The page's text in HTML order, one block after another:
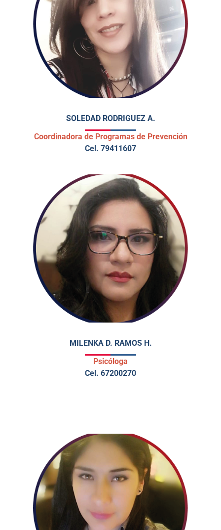
MAESTRÍA EN PSICOLOGÍA CLÍNICA DE LA
SALUD.
ESPECIALIDAD EN PSICOLOGÍA CLÍNICA
SISTÉMICA Y TERAPIAS BREVES.
DIPLOMADO EN EDUCACIÓN SUPERIOR.
DIPLOMADO EN DERECHOS HUMANOS.
DIPLOMADO EN ESTRATEGIAS POR
COMPETENCIAS.
SOLEDAD RODRIGUEZ A.
Coordinadora de Programas de Prevención
Cel. 79411607
MAESTRÍA EN PSICOLOGÍA CLÍNICA Y DE LA
SALUD CON ENFOQUE COGNITIVO.
DIPLOMADO EN GERENCIA DE RECURSOS
HUMANOS.
ESPECIALIDAD EN TERAPIA INDIVIDUAL
SISTÉMICO- COGNITIVO CONDUCTUAL.
FORMACIÓN EN PSICOTERAPIA FAMILIAR
SISTÉMICA
MILENKA D. RAMOS H.
Psicóloga
Cel. 67200270
DIPLOMADO RECURSOS HUMANOS.
DIPLOMADO DERECHOS HUMANOS EN NIÑEZ Y
ADOLESCENCIA CON ÉNFASIS EN PROTECCIÓN
Y PREVENCIÓN DE LA VIOLENCIA